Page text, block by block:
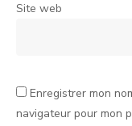
Site web
Enregistrer mon
navigateur pour mon